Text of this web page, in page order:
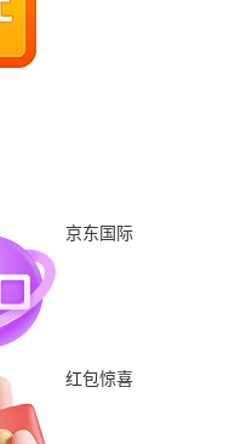
京东国际
红包惊喜